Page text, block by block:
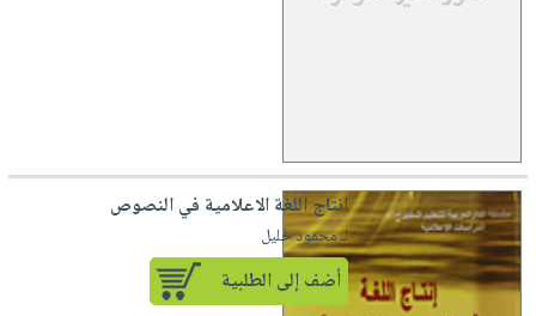
انتاج اللغة الاعلامية في النصوص
لـ محمود خليل
أضف إلى الطلبية